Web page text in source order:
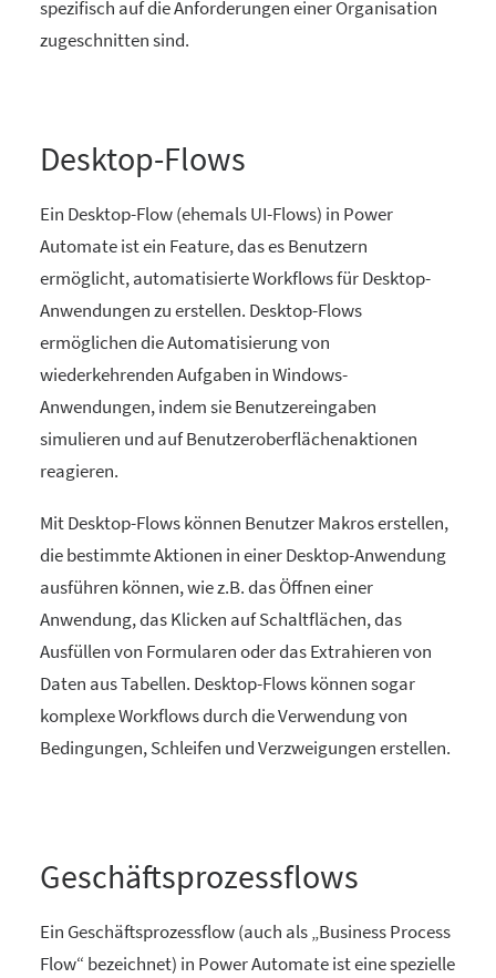
spezifisch auf die Anforderungen einer Organisation
zugeschnitten sind.
Desktop-Flows
Ein Desktop-Flow (ehemals UI-Flows) in Power
Automate ist ein Feature, das es Benutzern
ermöglicht, automatisierte Workflows für Desktop-
Anwendungen zu erstellen. Desktop-Flows
ermöglichen die Automatisierung von
wiederkehrenden Aufgaben in Windows-
Anwendungen, indem sie Benutzereingaben
simulieren und auf Benutzeroberflächenaktionen
reagieren.
Mit Desktop-Flows können Benutzer Makros erstellen,
die bestimmte Aktionen in einer Desktop-Anwendung
ausführen können, wie z.B. das Öffnen einer
Anwendung, das Klicken auf Schaltflächen, das
Ausfüllen von Formularen oder das Extrahieren von
Daten aus Tabellen. Desktop-Flows können sogar
komplexe Workflows durch die Verwendung von
Bedingungen, Schleifen und Verzweigungen erstellen.
Geschäftsprozessflows
Ein Geschäftsprozessflow (auch als „Business Process
Flow“ bezeichnet) in Power Automate ist eine spezielle